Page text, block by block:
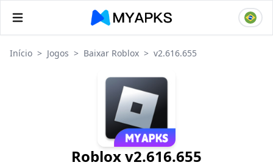
Início > Jogos > Baixar Roblox > v2.616.655
Roblox v2.616.655